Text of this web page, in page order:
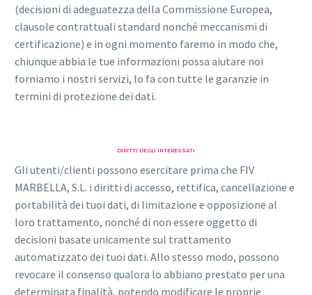
(decisioni di adeguatezza della Commissione Europea,
clausole contrattuali standard nonché meccanismi di
certificazione) e in ogni momento faremo in modo che,
chiunque abbia le tue informazioni possa aiutare noi
forniamo i nostri servizi, lo fa con tutte le garanzie in
termini di protezione dei dati.
DIRITTI DEGLI INTERESSATI
Gli utenti/clienti possono esercitare prima che FIV
MARBELLA, S.L. i diritti di accesso, rettifica, cancellazione e
portabilità dei tuoi dati, di limitazione e opposizione al
loro trattamento, nonché di non essere oggetto di
decisioni basate unicamente sul trattamento
automatizzato dei tuoi dati. Allo stesso modo, possono
revocare il consenso qualora lo abbiano prestato per una
determinata finalità, potendo modificare le proprie